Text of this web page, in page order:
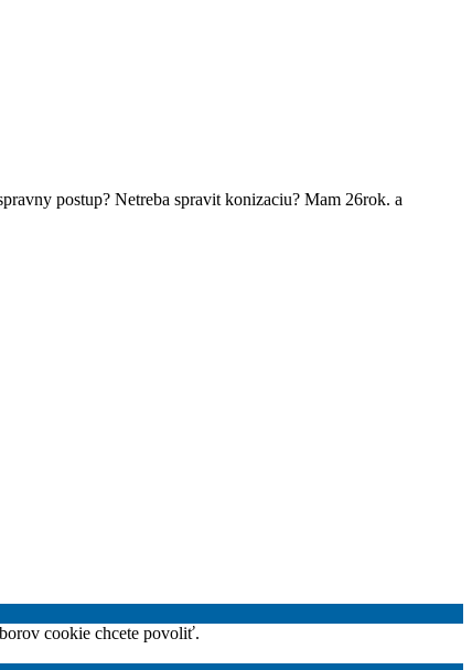
postup? Netreba spravit konizaciu? Mam 26rok. a
cookie chcete povoliť.